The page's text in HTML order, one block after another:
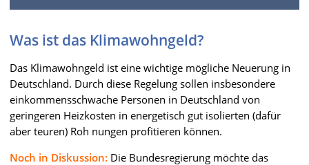
Was ist das Klimawohngeld?
Das Klimawohngeld ist eine wichtige mögliche Neuerung in
Deutschland. Durch diese Regelung sollen insbesondere
einkommensschwache Personen in Deutschland von
geringeren Heizkosten in energetisch gut isolierten (dafür
aber teuren) Roh nungen profitieren können.
Noch in Diskussion: Die Bundesregierung möchte das